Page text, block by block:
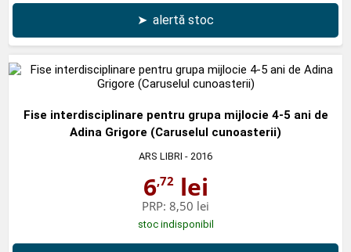
➤ alertă stoc
Fise interdisciplinare pentru grupa mijlocie 4-5 ani de
Adina Grigore (Caruselul cunoasterii)
ARS LIBRI - 2016
6,72lei
PRP: 8,50 lei
stoc indisponibil